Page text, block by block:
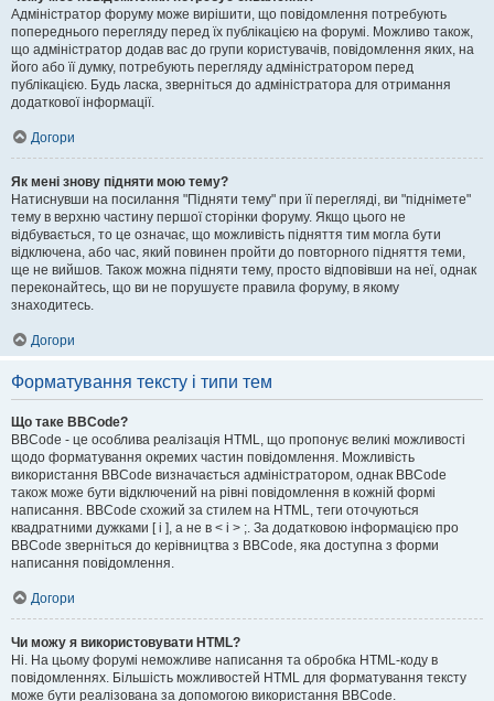
Адміністратор форуму може вирішити, що повідомлення потребують
попереднього перегляду перед їх публікацією на форумі. Можливо також,
що адміністратор додав вас до групи користувачів, повідомлення яких, на
його або її думку, потребують перегляду адміністратором перед
публікацією. Будь ласка, зверніться до адміністратора для отримання
додаткової інформації.
Догори
Як мені знову підняти мою тему?
Натиснувши на посилання "Підняти тему" при її перегляді, ви "піднімете"
тему в верхню частину першої сторінки форуму. Якщо цього не
відбувається, то це означає, що можливість підняття тим могла бути
відключена, або час, який повинен пройти до повторного підняття теми,
ще не вийшов. Також можна підняти тему, просто відповівши на неї, однак
переконайтесь, що ви не порушуєте правила форуму, в якому
знаходитесь.
Догори
Форматування тексту і типи тем
Що таке BBCode?
BBCode - це особлива реалізація HTML, що пропонує великі можливості
щодо форматування окремих частин повідомлення. Можливість
використання BBCode визначається адміністратором, однак BBCode
також може бути відключений на рівні повідомлення в кожній формі
написання. BBCode схожий за стилем на HTML, теги оточуються
квадратними дужками [ і ], а не в < і > ;. За додатковою інформацією про
BBCode зверніться до керівництва з BBCode, яка доступна з форми
написання повідомлення.
Догори
Чи можу я використовувати HTML?
Ні. На цьому форумі неможливе написання та обробка HTML-коду в
повідомленнях. Більшість можливостей HTML для форматування тексту
може бути реалізована за допомогою використання BBCode.